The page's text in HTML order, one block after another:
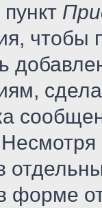
чтобы
форме